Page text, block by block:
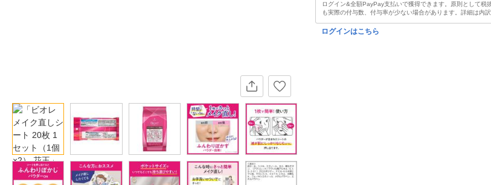
ログイン&全額PayPay支払いで獲得できます。原則として税
も実際の付与数、付与率が少ない場合があります。詳細は内
ログインはこちら